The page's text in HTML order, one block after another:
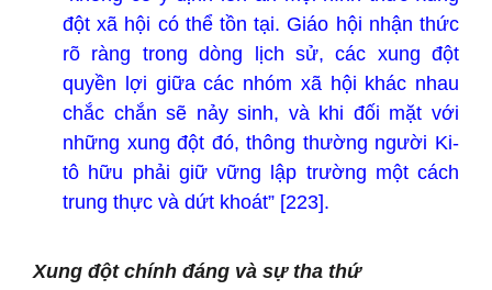
đột xã hội có thể tồn tại. Giáo hội nhận thức
rõ ràng trong dòng lịch sử, các xung đột
quyền lợi giữa các nhóm xã hội khác nhau
chắc chắn sẽ nảy sinh, và khi đối mặt với
những xung đột đó, thông thường người Ki-
tô hữu phải giữ vững lập trường một cách
trung thực và dứt khoát” [223].
Xung đột chính đáng và sự tha thứ